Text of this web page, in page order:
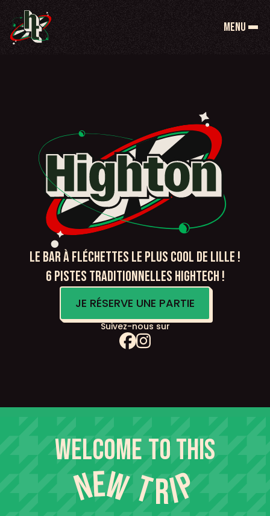
le bar à fléchettes le plus cool de Lille !
6 pistes traditionnelles HighTech !
JE RÉSERVE UNE PARTIE
Suivez-nous sur
Welcome to this
NEWTRI
P